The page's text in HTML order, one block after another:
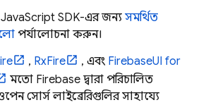
JavaScript SDK-এর জন্য সমর্থিত
পর্যালোচনা করুন।
, RxFire , এবং FirebaseUI for
মতো Firebase দ্বারা পরিচালিত
সোর্স লাইব্রেরিগুলির সাহায্যে